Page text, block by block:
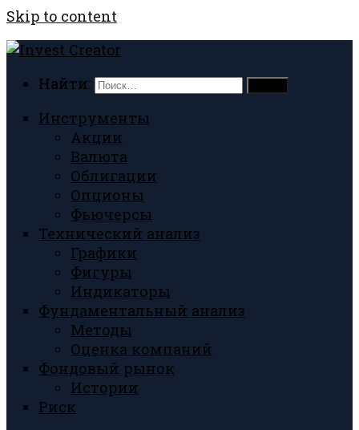
Skip to content
Найти:
Инструменты
Акции
Валюта
Облигации
Опционы
Фьючерсы
Технический анализ
Графики
Фигуры
Индикаторы
Фундаментальный анализ
Методы
Оценка компаний
Фондовый рынок
Истории
Риск